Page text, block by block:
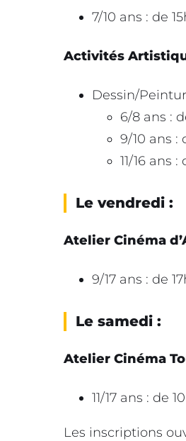
7/10 ans : de
Activités
Dessin/
6/8 ans :
9/10 ans :
11/16 ans :
Le vendredi :
Atelier Cinéma
9/17 ans : de
Le samedi :
Atelier Cinéma
11/17 ans : de
Les inscriptions